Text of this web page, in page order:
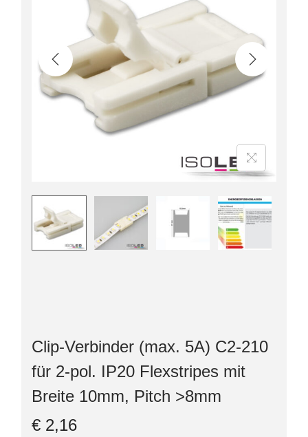
Clip-Verbinder (max. 5A) C2-210
für 2-pol. IP20 Flexstripes mit
Breite 10mm, Pitch >8mm
€ 2,16